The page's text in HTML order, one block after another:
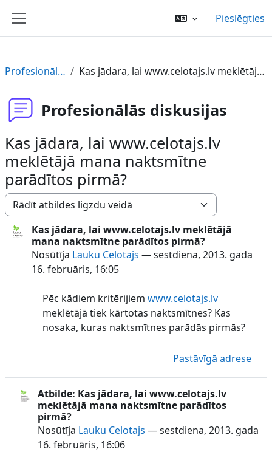
Sānu panelis
Pieslēgties
Profesionālās diskusijas Kas jādara, lai www.celotajs.lv meklētājā mana naktsmītne parādītos pirmā?
Profesionālās diskusijas
Kas jādara, lai www.celotajs.lv
meklētājā mana naktsmītne
parādītos pirmā?
Rādīšanas režīms
Kas jādara, lai www.celotajs.lv meklētājā
mana naktsmītne parādītos pirmā?
Nosūtīja Lauku Celotajs —sestdiena, 2013. gada
16. februāris, 16:05
Atbilžu skaits: 1
Pēc kādiem kritērijiem www.celotajs.lv
meklētājā tiek kārtotas naktsmītnes? Kas
nosaka, kuras naktsmītnes parādās pirmās?
Pastāvīgā adrese
Atbildot uz Lauku Celotajs
Atbilde: Kas jādara, lai www.celotajs.lv
meklētājā mana naktsmītne parādītos
pirmā?
Nosūtīja Lauku Celotajs —sestdiena, 2013. gada
16. februāris, 16:06